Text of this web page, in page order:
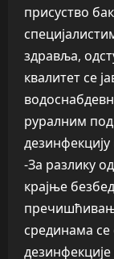
присуство
здравља,
квалитет се
руралним
-За разлику
крајње
срединама